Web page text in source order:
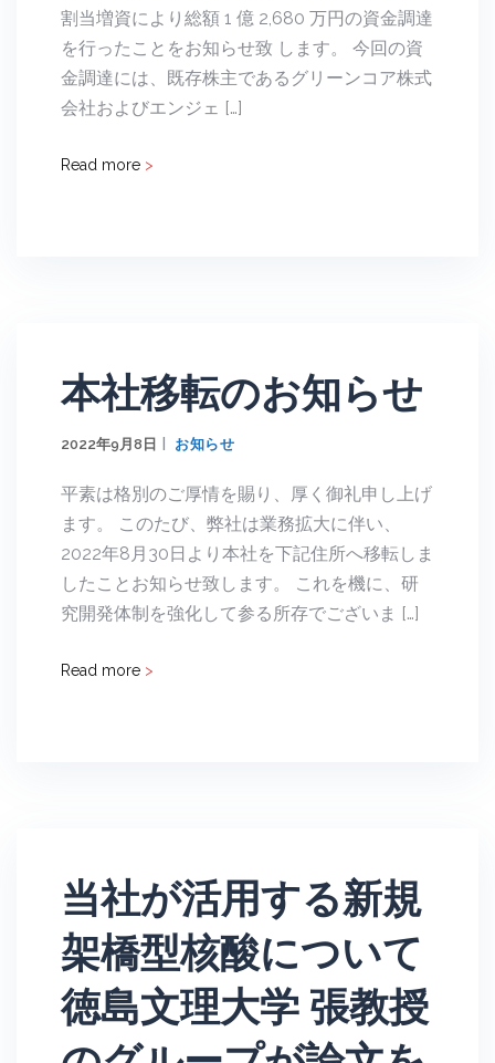
割当増資により総額 1 億 2,680 万円の資金調達
を行ったことをお知らせ致 します。 今回の資
金調達には、既存株主であるグリーンコア株式
会社およびエンジェ […]
Read more >
本社移転のお知らせ
2022年9月8日 お知らせ
平素は格別のご厚情を賜り、厚く御礼申し上げ
ます。 このたび、弊社は業務拡大に伴い、
2022年8月30日より本社を下記住所へ移転しま
したことお知らせ致します。 これを機に、研
究開発体制を強化して参る所存でございま […]
Read more >
当社が活用する新規
架橋型核酸について
徳島文理大学 張教授